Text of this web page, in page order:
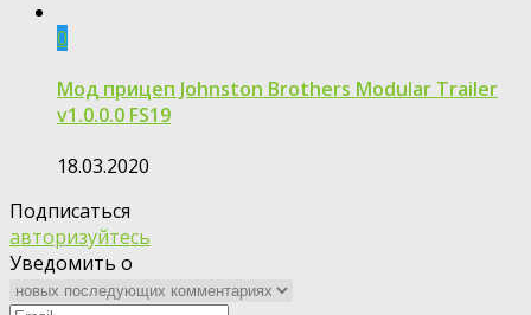
0
Мод прицеп Johnston Brothers Modular Trailer
v1.0.0.0 FS19
18.03.2020
Подписаться
авторизуйтесь
Уведомить о